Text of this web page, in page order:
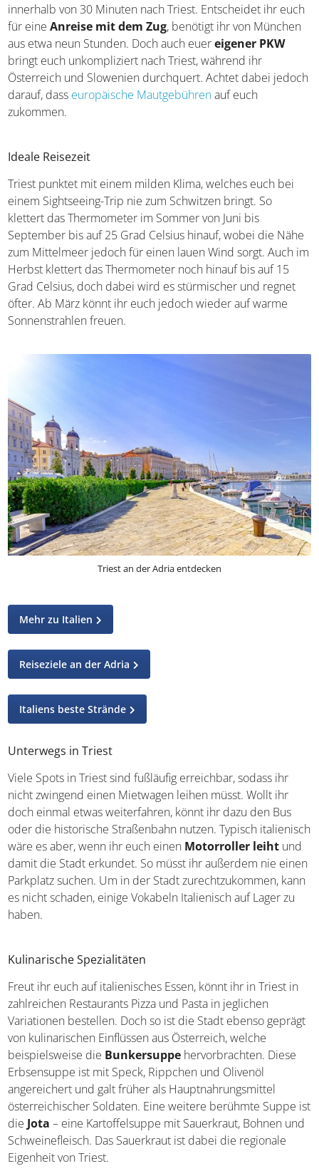
entweder ein Mietwagen zu eurer Unterkunft oder ihr
nehmt den öffentlichen Bus. Auch der Zug bringt euch
vom Flughafen innerhalb von 30 Minuten nach Triest.
Entscheidet ihr euch für eineAnreise mit dem Zug
benötigt ihr von München aus etwa neun Stunden. Doch
auch euereigener PKWbringt euch unkompliziert nach
Triest, während ihr Österreich und Slowenien durchquert.
Ideale Reisezeit
Triest punktet mit einem milden Klima, welches euch bei
einem Sightseeing-Trip nie zum Schwitzen bringt. So
klettert das Thermometer im Sommer von Juni bis
September bis auf 25 Grad Celsius hinauf, wobei die
Nähe zum Mittelmeer jedoch für einen lauen Wind sorgt.
Auch im Herbst klettert das Thermometer noch hinauf bis
auf 15 Grad Celsius, doch dabei wird es stürmischer und
Unterwegs in Triest
Viele Spots in Triest sind fußläufig erreichbar, sodass ihr
nicht zwingend einen Mietwagen leihen müsst. Wollt ihr
doch einmal etwas weiterfahren, könnt ihr dazu den Bus
oder die historische Straßenbahn nutzen. Typisch
italienisch wäre es aber, wenn ihr euch einen
Motorroller leihtund damit die Stadt erkundet. So
müsst ihr außerdem nie einen Parkplatz suchen. Um in
der Stadt zurechtzukommen, kann es nicht schaden,
Kulinarische Spezialitäten
Freut ihr euch auf italienisches Essen, könnt ihr in Triest in
zahlreichen Restaurants Pizza und Pasta in jeglichen
Variationen bestellen. Doch so ist die Stadt ebenso
geprägt von kulinarischen Einflüssen aus Österreich,
welche beispielsweise dieBunkersuppe
hervorbrachten. Diese Erbsensuppe ist mit Speck,
Rippchen und Olivenöl angereichert und galt früher als
Hauptnahrungsmittel österreichischer Soldaten. Eine
weitere berühmte Suppe ist die Jota– eine
Kartoffelsuppe mit Sauerkraut, Bohnen und